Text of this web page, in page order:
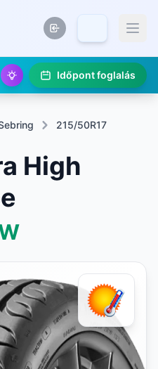
Időpont foglalás
215/50R17
High